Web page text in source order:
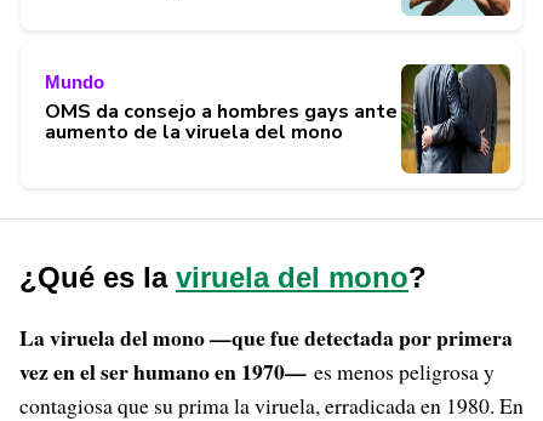
Mundo
OMS da consejo a hombres gays ante
aumento de la viruela del mono
¿Qué es la viruela del mono?
La viruela del mono —que fue detectada por primera
vez en el ser humano en 1970— es menos peligrosa y
contagiosa que su prima la viruela, erradicada en 1980. En